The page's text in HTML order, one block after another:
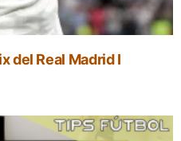
del Real Madrid I